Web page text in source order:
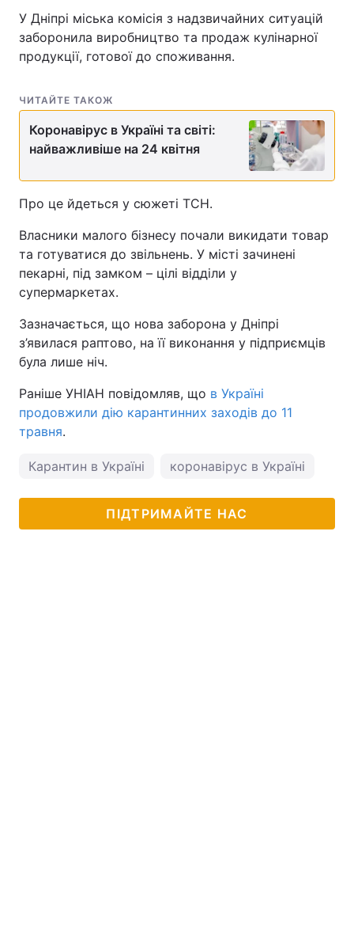
У Дніпрі міська комісія з надзвичайних ситуацій
заборонила виробництво та продаж кулінарної
продукції, готової до споживання.
ЧИТАЙТЕ ТАКОЖ
Коронавірус в Україні та світі:
найважливіше на 24 квітня
Про це йдеться у сюжеті ТСН.
Власники малого бізнесу почали викидати товар
та готуватися до звільнень. У місті зачинені
пекарні, під замком – цілі відділи у
супермаркетах.
Зазначається, що нова заборона у Дніпрі
з’явилася раптово, на її виконання у підприємців
була лише ніч.
Раніше УНІАН повідомляв, що в Україні
продовжили дію карантинних заходів до 11
травня.
Карантин в Україні коронавірус в Україні
ПІДТРИМАЙТЕ НАС